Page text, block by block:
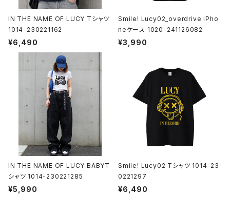
IN THE NAME OF LUCY Tシャツ
1014-230221162
¥6,490
Smile! Lucy02_overdrive iPho
neケース 1020-241126082
¥3,990
IN THE NAME OF LUCY BABYT
シャツ 1014-230221285
¥5,990
Smile! Lucy02 Tシャツ 1014-23
0221297
¥6,490